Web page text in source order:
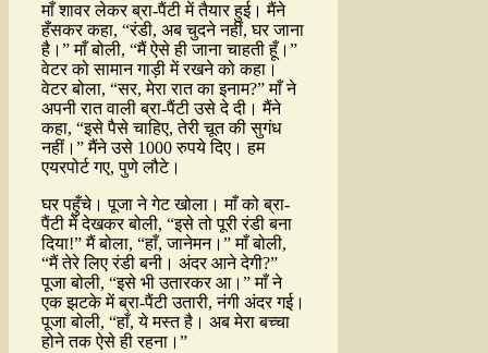
माँ शावर लेकर ब्रा-पैंटी में तैयार हुई। मैंने
हँसकर कहा, “रंडी, अब चुदने नहीं, घर जाना
है।” माँ बोली, “मैं ऐसे ही जाना चाहती हूँ।”
वेटर को सामान गाड़ी में रखने को कहा।
वेटर बोला, “सर, मेरा रात का इनाम?” माँ ने
अपनी रात वाली ब्रा-पैंटी उसे दे दी। मैंने
कहा, “इसे पैसे चाहिए, तेरी चूत की सुगंध
नहीं।” मैंने उसे 1000 रुपये दिए। हम
एयरपोर्ट गए, पुणे लौटे।
घर पहुँचे। पूजा ने गेट खोला। माँ को ब्रा-
पैंटी में देखकर बोली, “इसे तो पूरी रंडी बना
दिया!” मैं बोला, “हाँ, जानेमन।” माँ बोली,
“मैं तेरे लिए रंडी बनी। अंदर आने देगी?”
पूजा बोली, “इसे भी उतारकर आ।” माँ ने
एक झटके में ब्रा-पैंटी उतारी, नंगी अंदर गई।
पूजा बोली, “हाँ, ये मस्त है। अब मेरा बच्चा
होने तक ऐसे ही रहना।”